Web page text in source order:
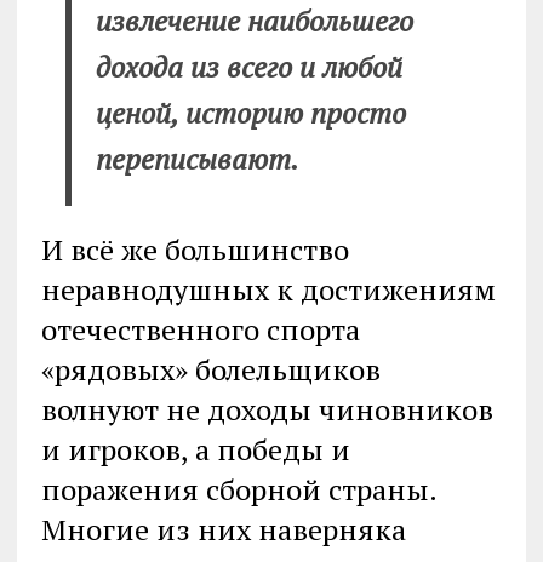
извлечение наибольшего
дохода из всего и любой
ценой, историю просто
переписывают.
И всё же большинство
неравнодушных к достижениям
отечественного спорта
«рядовых» болельщиков
волнуют не доходы чиновников
и игроков, а победы и
поражения сборной страны.
Многие из них наверняка